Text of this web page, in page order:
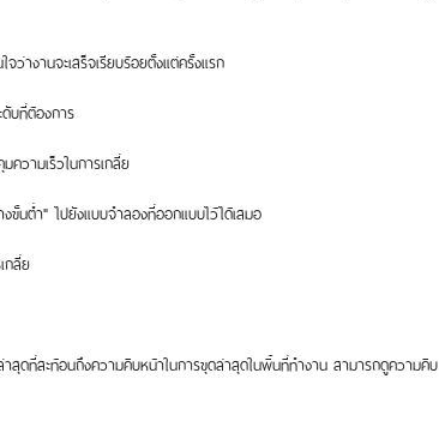
างานจะเสร็จเรียบร้อยตั้งแต่ครั้งแรก
บที่ต้องการ
วามเร็วในการเกลี่ย
นต่ำ" ไปยังแบบจำลองที่ออกแบบไว้ได้เสมอ
กลี่ย
สุดที่สะท้อนถึงความคืบหน้าในการขุดล่าสุดในพื้นที่ทำงาน สามารถดูความคืบ